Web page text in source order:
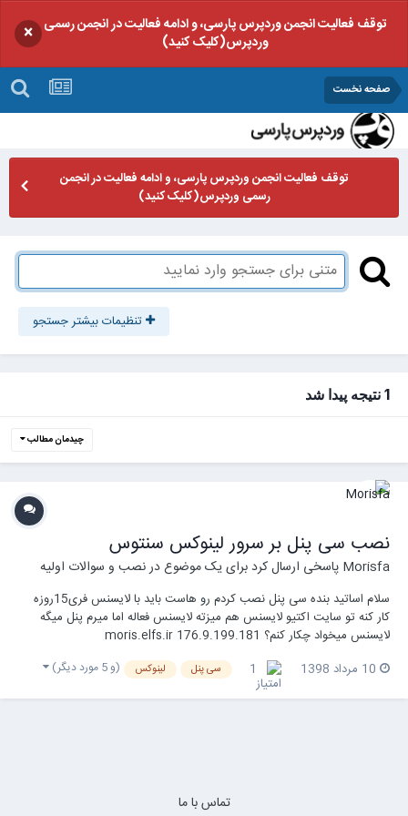
توقف فعالیت انجمن وردپرس پارسی، و ادامه فعالیت در انجمن رسمی
وردپرس(کلیک کنید)
×
صفحه نخست
توقف فعالیت انجمن وردپرس پارسی، و ادامه فعالیت در انجمن
رسمی وردپرس(کلیک کنید)
تنظیمات بیشتر جستجو
1 نتیجه پیدا شد
چیدمان مطالب
نصب سی پنل بر سرور لینوکس سنتوس
Morisfa پاسخی ارسال کرد برای یک موضوع درنصب و سوالات اولیه
سلام اساتید بنده سی پنل نصب کردم رو هاست باید با لایسنس فری15روزه
کار کنه تو سایت اکتیو لایسنس هم میزته لایسنس فعاله اما میرم پنل میگه
لایسنس میخواد چکار کنم؟ moris.elfs.ir 176.9.199.181
10 مرداد 1398
1 سی پنل لینوکس (و 5 مورد دیگر)
تماس با ما